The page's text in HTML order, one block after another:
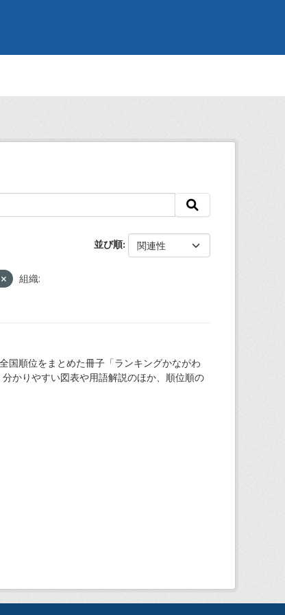
並び順
組織:
国順位をまとめた冊子「ランキングかながわ
かりやすい図表や用語解説のほか、順位順の